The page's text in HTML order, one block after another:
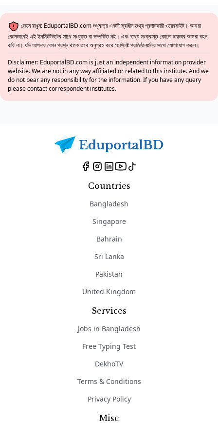
জেনে রাখুন: EduportalBD.com শুধুমাত্র একটি স্বাধীন তথ্য প্রদানকারী ওয়েবসাইট। আমরা
কোনভাবেই এই ইনস্টিটিউটের সাথে সংযুক্ত বা সম্পর্কিত নই। এবং তথ্য সংক্রান্ত কোনো দায়ভার আমরা বহন
করি না। যদি আপনার কোন প্রশ্ন থাকে তবে অনুগ্রহ করে সংশ্লিষ্ট প্রতিষ্ঠানগুলির সাথে যোগাযোগ করুন।
Disclaimer: EduportalBD.com is just an independent information provider
website. We are not in any way affiliated or related to this institute. And we
do not bear any responsibility for the information. If you have any query
please contact correspondent institutes.
Countries
Bangladesh
Singapore
Bahrain
Sri Lanka
Pakistan
United Kingdom
Services
Jobs in Bangladesh
Free Typing Test
DekhoTV
Terms & Conditions
Privacy Policy
Misc